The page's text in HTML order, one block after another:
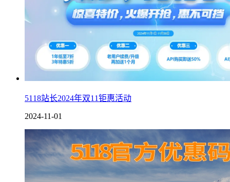
5118站长2024年双11钜惠活动
2024-11-01